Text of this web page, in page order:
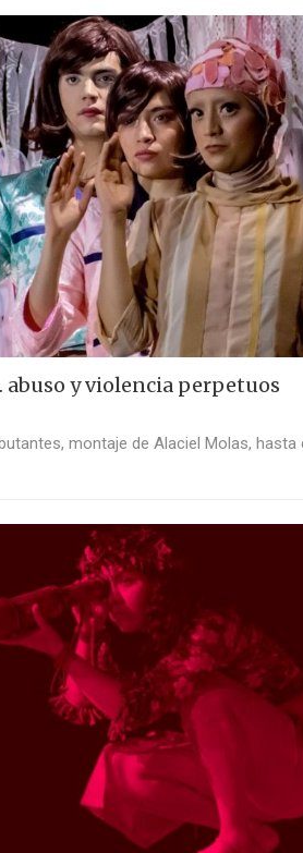
abuso y violencia perpetuos
montaje de Alaciel Molas, hasta